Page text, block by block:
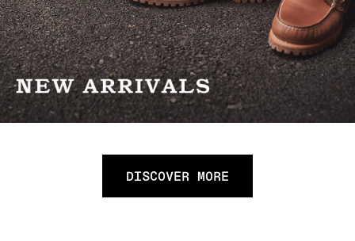
DISCOVER MORE